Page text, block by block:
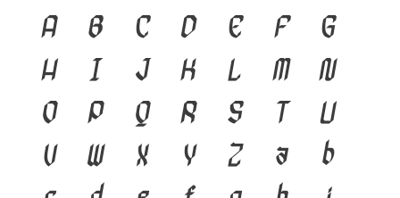
A B C D E F
G
H
I J K L M
N
O
P Q R S T
U
V
W X Y Z a
b